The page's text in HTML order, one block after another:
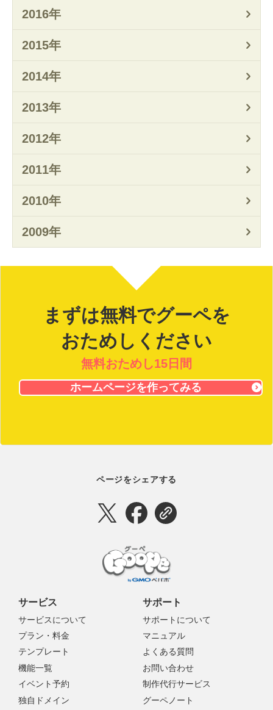
2016年
2015年
2014年
2013年
2012年
2011年
2010年
2009年
まずは無料でグーペを
おためしください
無料おためし15日間
ホームページを作ってみる
ページをシェアする
サービス
サービスについて
プラン・料金
テンプレート
機能一覧
イベント予約
独自ドメイン
サポート
サポートについて
マニュアル
よくある質問
お問い合わせ
制作代行サービス
グーペノート